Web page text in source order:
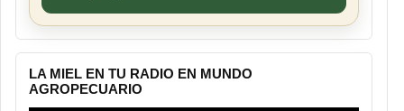
LA MIEL EN TU RADIO EN MUNDO
AGROPECUARIO